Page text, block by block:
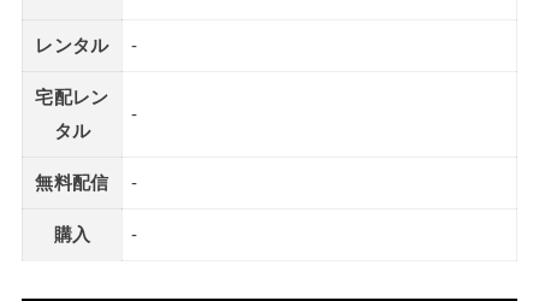
レンタル -
宅配レン
タル
-
無料配信 -
購入 -